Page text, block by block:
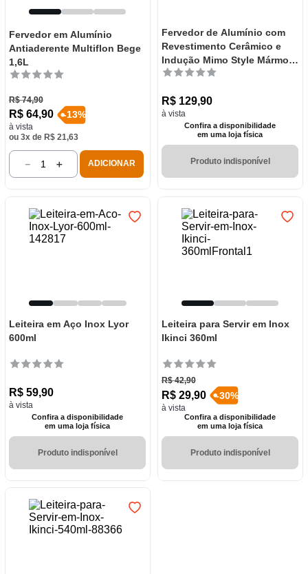
Fervedor em Alumínio
Antiaderente Multiflon Bege
1,6L
R$ 74,90
R$ 64,90
à vista
-13%
ou 3x de R$ 21,63
＋
－ ADICIONAR
Fervedor de Alumínio com
Revestimento Cerâmico e
Indução Mimo Style Mármol
14cm
R$ 129,90
à vista
Confira a disponibilidade
em uma loja física
Produto indisponível
Leiteira em Aço Inox Lyor
600ml
R$ 59,90
à vista
Confira a disponibilidade
em uma loja física
Produto indisponível
Leiteira para Servir em Inox
Ikinci 360ml
R$ 42,90
R$ 29,90
à vista
-30%
Confira a disponibilidade
em uma loja física
Produto indisponível